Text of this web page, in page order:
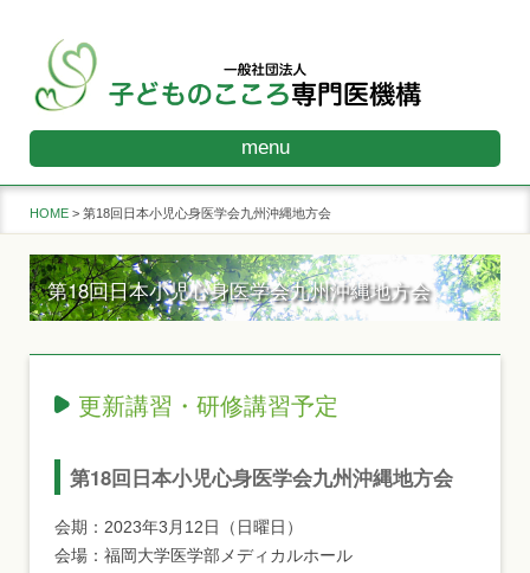
menu
HOME 第18回日本小児心身医学会九州沖縄地方会
第18回日本小児心身医学会九州沖縄地方会
更新講習・研修講習予定
第18回日本小児心身医学会九州沖縄地方会
会期：2023年3月12日（日曜日）
会場：福岡大学医学部メディカルホール